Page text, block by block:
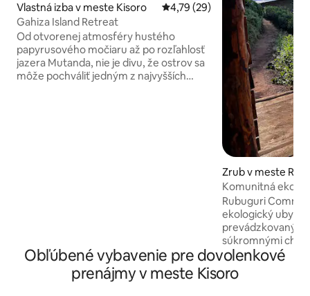
Vlastná izba v meste Kisoro Priemerné ohodnotenie 4,79
4,79 (29)
Gahiza Island Retreat
Od otvorenej atmosféry hustého
papyrusového močiaru až po rozľahlosť
jazera Mutanda, nie je divu, že ostrov sa
môže pochváliť jedným z najvyšších
Zrub v meste
Komunitná
Rubuguri
ekologický
prevádzkovaný
súkromnými
na pokojnom
Rubuguri. Je to
na trekking za
Obľúbené vybavenie pre dovolenkové
prenájmy v meste Kisoro